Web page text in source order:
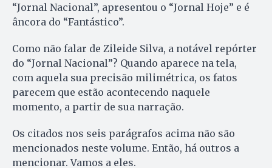
“Jornal Nacional”, apresentou o “Jornal Hoje” e é
âncora do “Fantástico”.
Como não falar de Zileide Silva, a notável repórter
do “Jornal Nacional”? Quando aparece na tela,
com aquela sua precisão milimétrica, os fatos
parecem que estão acontecendo naquele
momento, a partir de sua narração.
Os citados nos seis parágrafos acima não são
mencionados neste volume. Então, há outros a
mencionar. Vamos a eles.